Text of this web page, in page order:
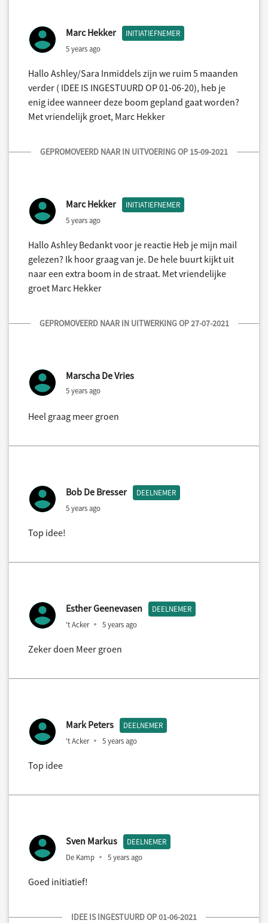
Marc Hekker INITIATIEFNEMER
5 years ago
Hallo Ashley/Sara Inmiddels zijn we ruim 5 maanden
verder ( IDEE IS INGESTUURD OP 01-06-20), heb je
enig idee wanneer deze boom gepland gaat worden?
Met vriendelijk groet, Marc Hekker
GEPROMOVEERD NAAR IN UITVOERING OP 15-09-2021
Marc Hekker INITIATIEFNEMER
5 years ago
Hallo Ashley Bedankt voor je reactie Heb je mijn mail
gelezen? Ik hoor graag van je. De hele buurt kijkt uit
naar een extra boom in de straat. Met vriendelijke
groet Marc Hekker
GEPROMOVEERD NAAR IN UITWERKING OP 27-07-2021
Marscha De Vries
5 years ago
Heel graag meer groen
Bob De Bresser DEELNEMER
5 years ago
Top idee!
Esther Geenevasen DEELNEMER
't Acker 5 years ago
Zeker doen Meer groen
Mark Peters DEELNEMER
't Acker 5 years ago
Top idee
Sven Markus DEELNEMER
De Kamp 5 years ago
Goed initiatief!
IDEE IS INGESTUURD OP 01-06-2021